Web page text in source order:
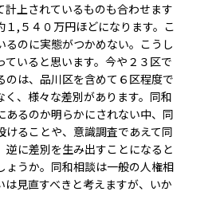
上されているものも合わせます
１,５４０万円ほどになります。こ
るのに実態がつかめない。こうし
ていると思います。今や２３区で
のは、品川区を含めて６区程度で
、様々な差別があります。同和
あるのか明らかにされない中、同
けることや、意識調査であえて同
逆に差別を生み出すことになると
ょうか。同和相談は一般の人権相
は見直すべきと考えますが、いか